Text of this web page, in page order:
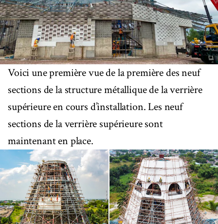
Voici une première vue de la première des neuf
sections de la structure métallique de la verrière
supérieure en cours d’installation. Les neuf
sections de la verrière supérieure sont
maintenant en place.